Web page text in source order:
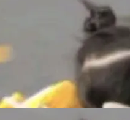
Google
Op...(vf_frc
支持和直
加速器 AP
did 8T
+ 3T
连带着 #
微博热搜——
OpenCode
操
10.1